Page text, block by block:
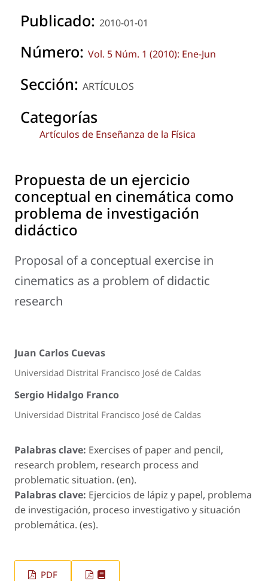
Publicado: 2010-01-01
Número: Vol. 5 Núm. 1 (2010): Ene-Jun
Sección: ARTÍCULOS
Categorías
Artículos de Enseñanza de la Física
Propuesta de un ejercicio
conceptual en cinemática como
problema de investigación
didáctico
Proposal of a conceptual exercise in
cinematics as a problem of didactic
research
Juan Carlos Cuevas
Universidad Distrital Francisco José de Caldas
Sergio Hidalgo Franco
Universidad Distrital Francisco José de Caldas
Palabras clave: Exercises of paper and pencil,
research problem, research process and
problematic situation. (en).
Palabras clave: Ejercicios de lápiz y papel, problema
de investigación, proceso investigativo y situación
problemática. (es).
PDF